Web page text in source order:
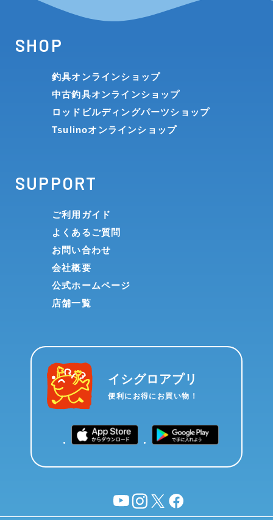
SHOP
釣具オンラインショップ
中古釣具オンラインショップ
ロッドビルディングパーツショップ
Tsulinoオンラインショップ
SUPPORT
ご利用ガイド
よくあるご質問
お問い合わせ
会社概要
公式ホームページ
店舗一覧
イシグロアプリ
便利にお得にお買い物！
YouTubeinstagram
X facebook